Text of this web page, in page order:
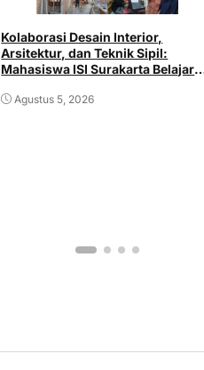
Kolaborasi Desain Interior,
Arsitektur, dan Teknik Sipil:
Mahasiswa ISI Surakarta Belajar
Agustus 5, 2026